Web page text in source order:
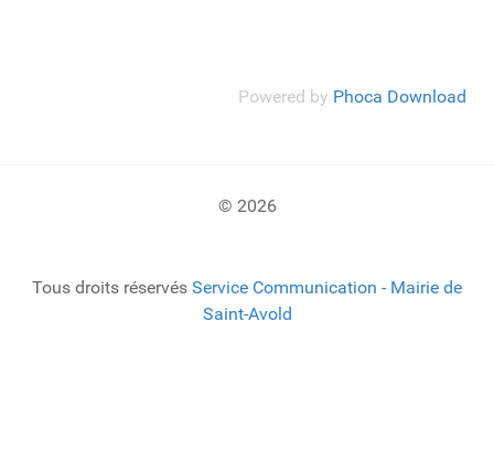
Powered by Phoca Download
© 2026
Tous droits réservés Service Communication - Mairie de
Saint-Avold